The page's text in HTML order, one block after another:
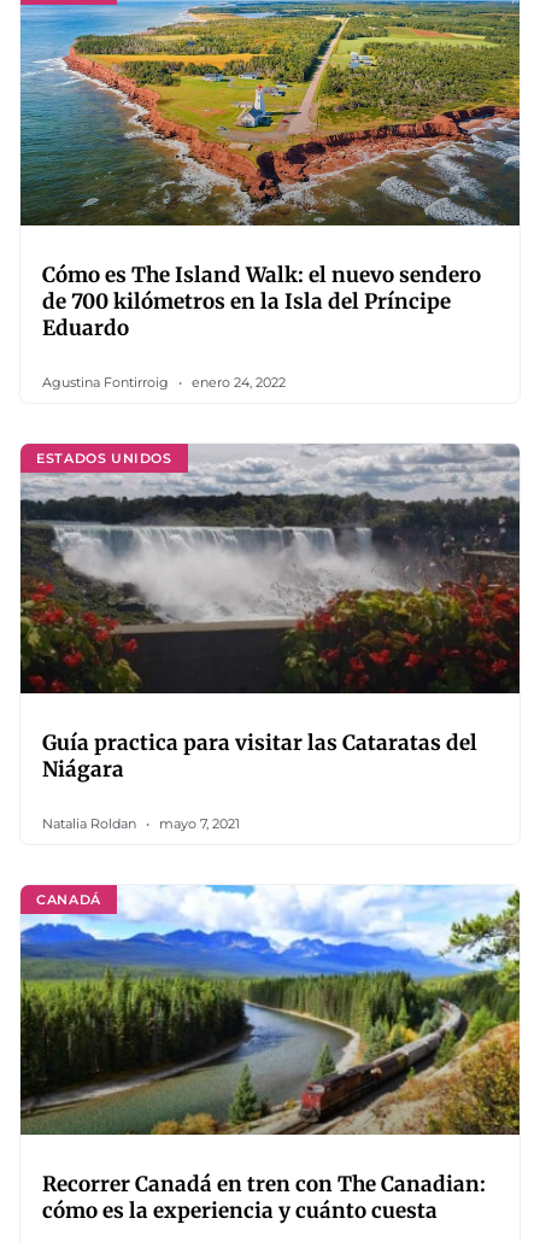
Cómo es The Island Walk: el nuevo sendero
de 700 kilómetros en la Isla del Príncipe
Eduardo
Agustina Fontirroig enero 24, 2022
ESTADOS UNIDOS
Guía practica para visitar las Cataratas del
Niágara
Natalia Roldan mayo 7, 2021
CANADÁ
Recorrer Canadá en tren con The Canadian:
cómo es la experiencia y cuánto cuesta